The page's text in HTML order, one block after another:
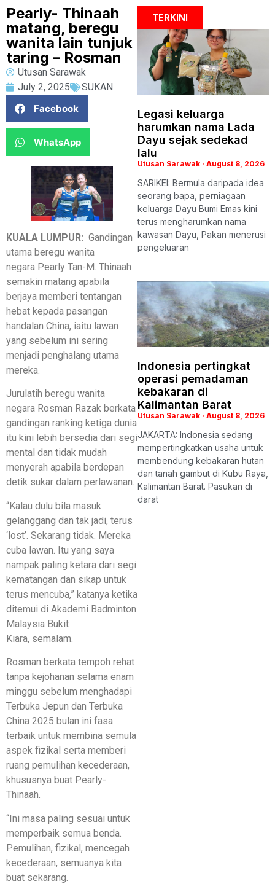
Pearly- Thinaah
matang, beregu
wanita lain tunjuk
taring – Rosman
Utusan Sarawak
July 2, 2025
SUKAN
Facebook
WhatsApp
KUALA LUMPUR: Gandingan
utama beregu wanita
negara Pearly Tan-M. Thinaah
semakin matang apabila
berjaya memberi tentangan
hebat kepada pasangan
handalan China, iaitu lawan
yang sebelum ini sering
menjadi penghalang utama
mereka.
Jurulatih beregu wanita
negara Rosman Razak berkata
gandingan ranking ketiga dunia
itu kini lebih bersedia dari segi
mental dan tidak mudah
menyerah apabila berdepan
detik sukar dalam perlawanan.
“Kalau dulu bila masuk
gelanggang dan tak jadi, terus
‘lost’. Sekarang tidak. Mereka
cuba lawan. Itu yang saya
nampak paling ketara dari segi
kematangan dan sikap untuk
terus mencuba,” katanya ketika
ditemui di Akademi Badminton
Malaysia Bukit
Kiara, semalam.
Rosman berkata tempoh rehat
tanpa kejohanan selama enam
minggu sebelum menghadapi
Terbuka Jepun dan Terbuka
China 2025 bulan ini fasa
terbaik untuk membina semula
aspek fizikal serta memberi
ruang pemulihan kecederaan,
khususnya buat Pearly-
Thinaah.
“Ini masa paling sesuai untuk
memperbaik semua benda.
Pemulihan, fizikal, mencegah
kecederaan, semuanya kita
buat sekarang.
TERKINI
Legasi keluarga
harumkan nama Lada
Dayu sejak sedekad
lalu
Utusan Sarawak August 8, 2026
SARIKEI: Bermula daripada idea
seorang bapa, perniagaan
keluarga Dayu Bumi Emas kini
terus mengharumkan nama
kawasan Dayu, Pakan menerusi
pengeluaran
Indonesia pertingkat
operasi pemadaman
kebakaran di
Kalimantan Barat
Utusan Sarawak August 8, 2026
JAKARTA: Indonesia sedang
mempertingkatkan usaha untuk
membendung kebakaran hutan
dan tanah gambut di Kubu Raya,
Kalimantan Barat. Pasukan di
darat